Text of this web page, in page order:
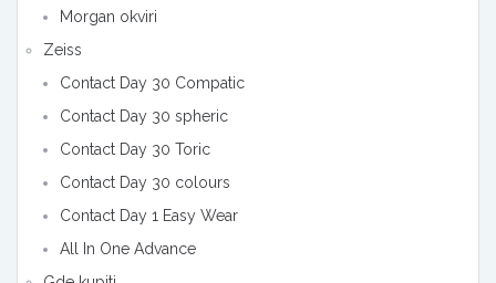
Morgan okviri
Zeiss
Contact Day 30 Compatic
Contact Day 30 spheric
Contact Day 30 Toric
Contact Day 30 colours
Contact Day 1 Easy Wear
All In One Advance